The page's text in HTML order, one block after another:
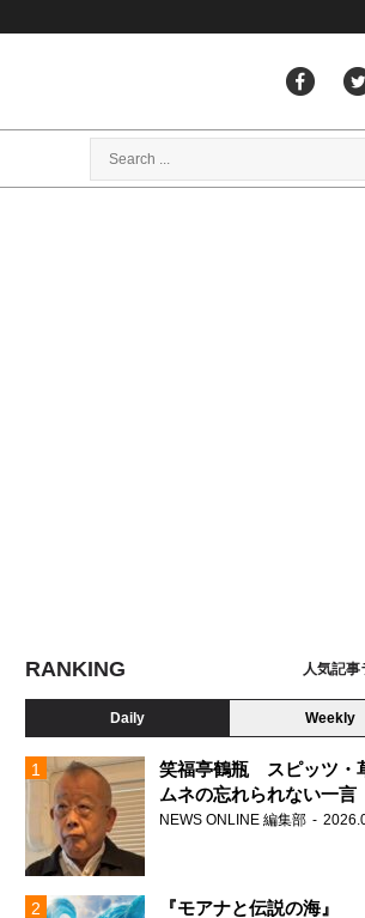
RANKING 人気記事
Daily Weekly
笑福亭鶴瓶 スピッツ・
ムネの忘れられない一言
NEWS ONLINE 編集部
『モアナと伝説の海』